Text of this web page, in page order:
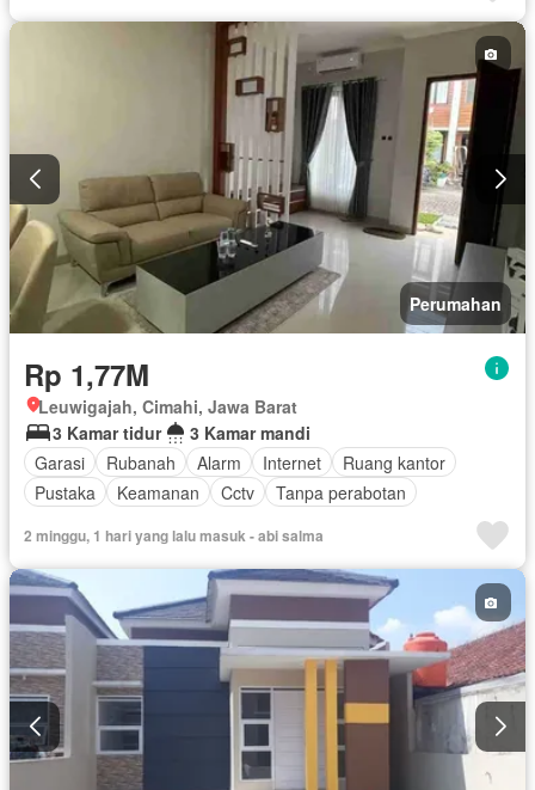
Perumahan
Rp 1,77M
Leuwigajah, Cimahi, Jawa Barat
3 Kamar tidur
3 Kamar mandi
Garasi
Rubanah Alarm Internet
Ruang kantor
Pustaka
Keamanan Cctv Tanpa perabotan
2 minggu, 1 hari yang lalu masuk - abi salma